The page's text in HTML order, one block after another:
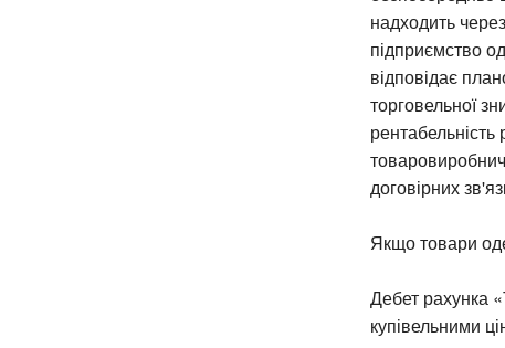
надходить
підприємство
відповідає
торговельної
договірних
Якщо товари
Дебет рахунка
купівельними